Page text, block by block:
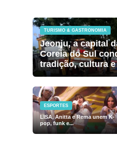
TURISMO & GASTRONOMIA
Jeonju, a capital
Coreia do Sul
tradição, cultura
ESPORTES
LISA, Anitta e Rema unem K-
pop, funk e...